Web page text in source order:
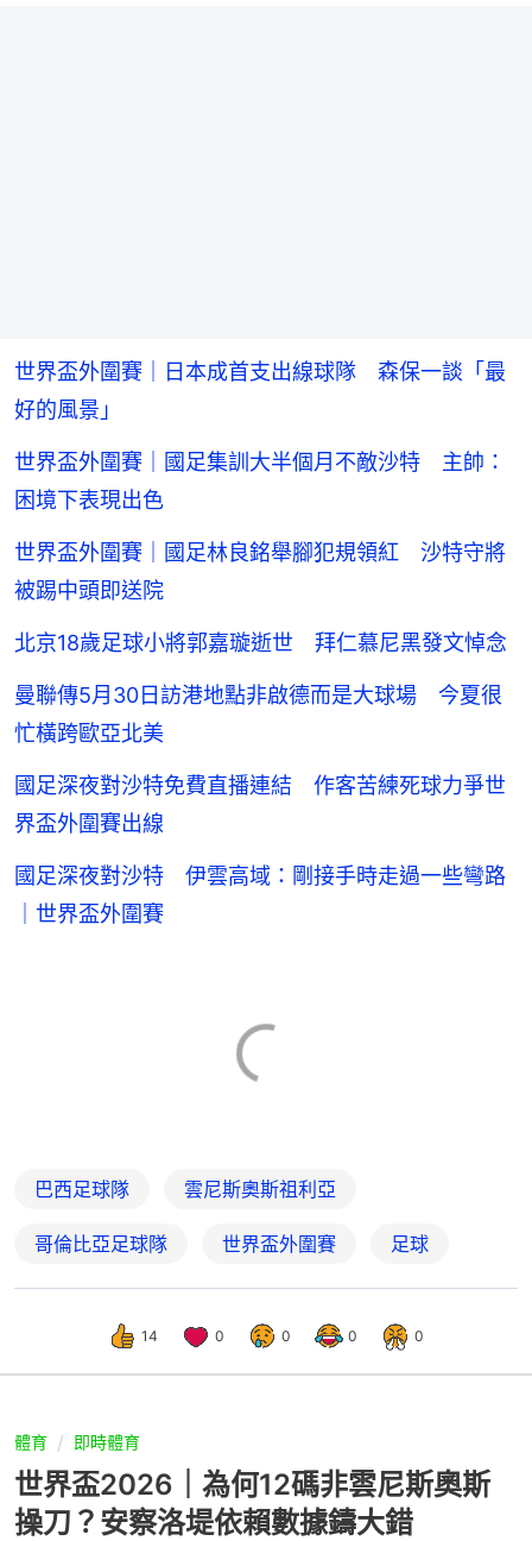
世界盃外圍賽｜日本成首支出線球隊 森保一談「最
好的風景」
世界盃外圍賽｜國足集訓大半個月不敵沙特 主帥：
困境下表現出色
世界盃外圍賽｜國足林良銘舉腳犯規領紅 沙特守將
被踢中頭即送院
北京18歲足球小將郭嘉璇逝世 拜仁慕尼黑發文悼念
曼聯傳5月30日訪港地點非啟德而是大球場 今夏很
忙橫跨歐亞北美
國足深夜對沙特免費直播連結 作客苦練死球力爭世
界盃外圍賽出線
國足深夜對沙特 伊雲高域：剛接手時走過一些彎路
｜世界盃外圍賽
巴西足球隊 雲尼斯奧斯祖利亞
哥倫比亞足球隊 世界盃外圍賽 足球
14 0 0 0 0
體育 即時體育
世界盃2026｜為何12碼非雲尼斯奧斯
操刀？安察洛堤依賴數據鑄大錯